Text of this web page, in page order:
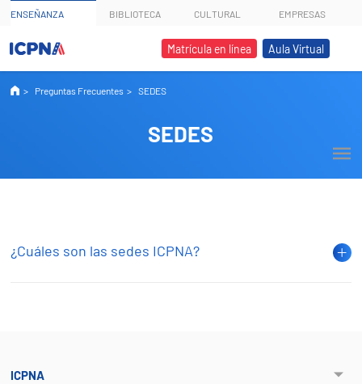
ENSEÑANZA BIBLIOTECA CULTURAL EMPRESAS
Matrícula en línea Aula Virtual
Preguntas Frecuentes SEDES
SEDES
¿Cuáles son las sedes ICPNA?
ICPNA